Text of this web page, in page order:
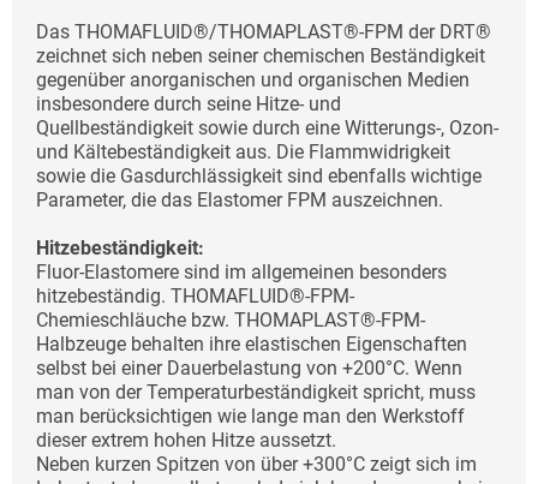
Das THOMAFLUID®/THOMAPLAST®-FPM der DRT®
zeichnet sich neben seiner chemischen Beständigkeit
gegenüber anorganischen und organischen Medien
insbesondere durch seine Hitze- und
Quellbeständigkeit sowie durch eine Witterungs-, Ozon-
und Kältebeständigkeit aus. Die Flammwidrigkeit
sowie die Gasdurchlässigkeit sind ebenfalls wichtige
Parameter, die das Elastomer FPM auszeichnen.
Hitzebeständigkeit:
Fluor-Elastomere sind im allgemeinen besonders
hitzebeständig. THOMAFLUID®-FPM-
Chemieschläuche bzw. THOMAPLAST®-FPM-
Halbzeuge behalten ihre elastischen Eigenschaften
selbst bei einer Dauerbelastung von +200°C. Wenn
man von der Temperaturbeständigkeit spricht, muss
man berücksichtigen wie lange man den Werkstoff
dieser extrem hohen Hitze aussetzt.
Neben kurzen Spitzen von über +300°C zeigt sich im